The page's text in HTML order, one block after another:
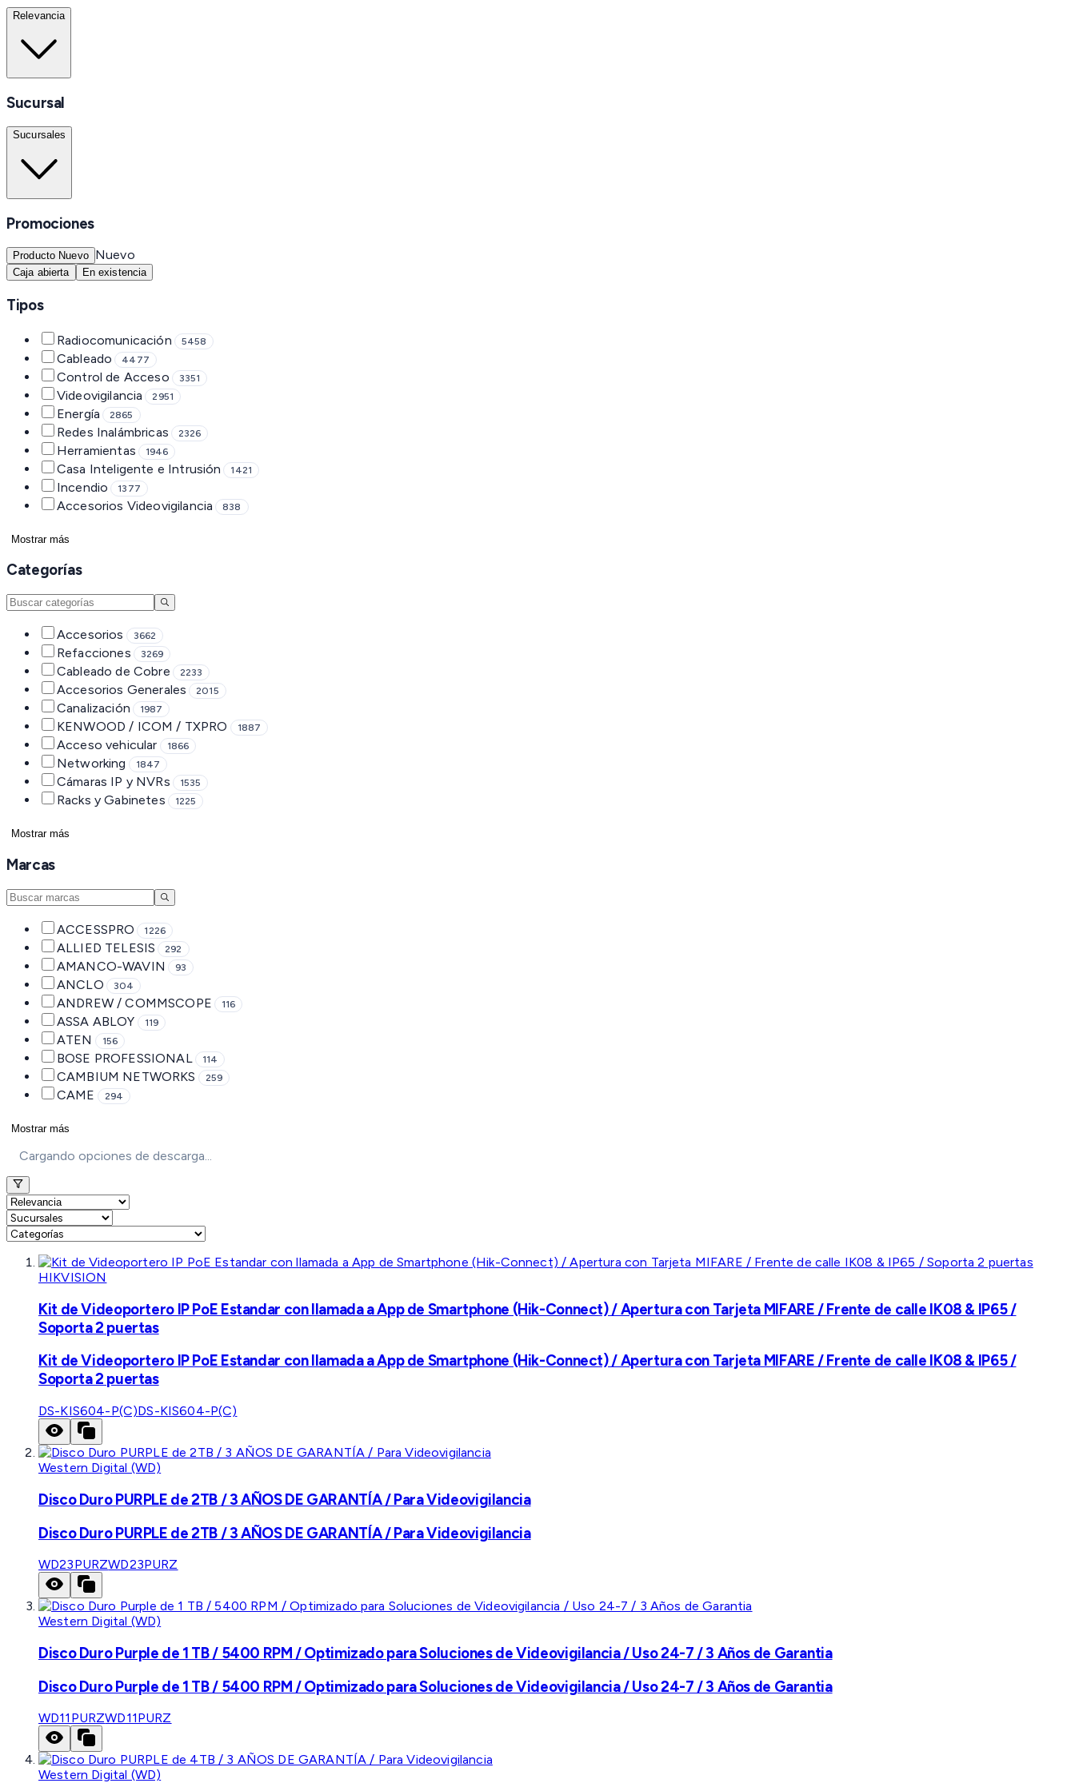
Relevancia
Sucursal
Sucursales
Promociones
Producto Nuevo Nuevo
Caja abierta En existencia
Tipos
Radiocomunicación 5458
Cableado 4477
Control de Acceso 3351
Videovigilancia 2951
Energía 2865
Redes Inalámbricas 2326
Herramientas 1946
Casa Inteligente e Intrusión 1421
Incendio 1377
Accesorios Videovigilancia 838
Mostrar más
Categorías
Accesorios 3662
Refacciones 3269
Cableado de Cobre 2233
Accesorios Generales 2015
Canalización 1987
KENWOOD / ICOM / TXPRO 1887
Acceso vehicular 1866
Networking 1847
Cámaras IP y NVRs 1535
Racks y Gabinetes 1225
Mostrar más
Marcas
ACCESSPRO 1226
ALLIED TELESIS 292
AMANCO-WAVIN 93
ANCLO 304
ANDREW / COMMSCOPE 116
ASSA ABLOY 119
ATEN 156
BOSE PROFESSIONAL 114
CAMBIUM NETWORKS 259
CAME 294
Mostrar más
Cargando opciones de descarga...
HIKVISION
Kit de Videoportero IP PoE Estandar con llamada a App de Smartphone (Hik-Connect) / Apertura con Tarjeta MIFARE / Frente de calle IK08 & IP65 /
Soporta 2 puertas
Kit de Videoportero IP PoE Estandar con llamada a App de Smartphone (Hik-Connect) / Apertura con Tarjeta MIFARE / Frente de calle IK08 & IP65 /
Soporta 2 puertas
DS-KIS604-P(C)DS-KIS604-P(C)
Western Digital (WD)
Disco Duro PURPLE de 2TB / 3 AÑOS DE GARANTÍA / Para Videovigilancia
Disco Duro PURPLE de 2TB / 3 AÑOS DE GARANTÍA / Para Videovigilancia
WD23PURZWD23PURZ
Western Digital (WD)
Disco Duro Purple de 1 TB / 5400 RPM / Optimizado para Soluciones de Videovigilancia / Uso 24-7 / 3 Años de Garantia
Disco Duro Purple de 1 TB / 5400 RPM / Optimizado para Soluciones de Videovigilancia / Uso 24-7 / 3 Años de Garantia
WD11PURZWD11PURZ
Western Digital (WD)